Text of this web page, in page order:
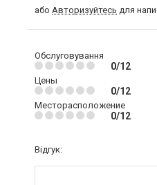
або Авторизуйтесь для
Обслуговування
0/12
Цены
0/12
Месторасположение
0/12
Відгук: